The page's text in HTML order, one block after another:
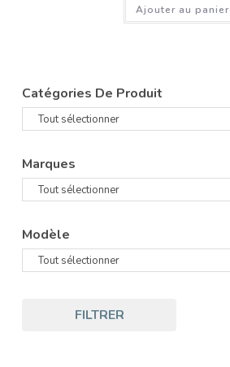
Ajouter au panier
Catégories De Produit
Marques
Modèle
FILTRER